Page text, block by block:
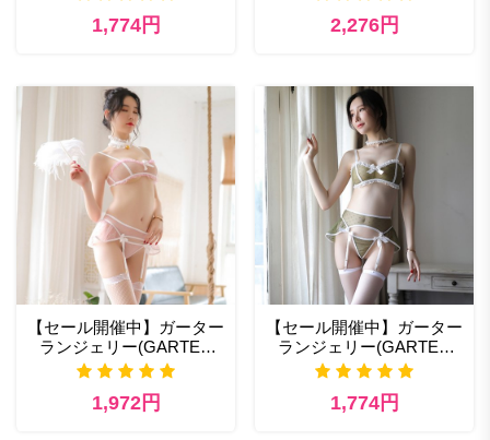
1,774円 2,276円
【セール開催中】ガーター
ランジェリー(GARTER
LINGERIE) 311pk セクシ
1,972円
【セール開催中】ガーター
ランジェリー(GARTER
LINGERIE) 311gr 高級輸入
ー
1,774円